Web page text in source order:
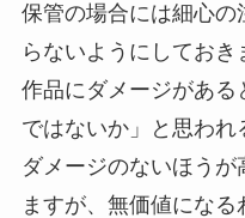
保管の場合には細心
らないようにしておき
作品にダメージがあ
ではないか」と思わ
ダメージのないほうが
ますが、無価値になる